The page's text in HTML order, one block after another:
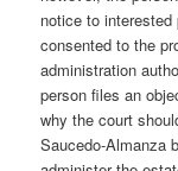
notice to
consented to the
administration
person files an
why the court
Saucedo-Almanza